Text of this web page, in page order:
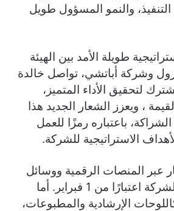
والنمو المسؤول طويل
طويلة الأمد بين الهيئة
وشركة أباتشي، تواصل خالدة
لتحقيق الأداء المتميز،
، ويعزز الشعار الجديد هذا
باعتباره رمزًا للعمل
الاستراتيجية للشركة.
عبر المنصات الرقمية ووسائل
التواصل الخارجية للشركة اعتبارًا من 1 فبراير. أما
الإرشادية والمطبوعات،